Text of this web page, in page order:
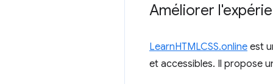
Améliorer
LearnHTMLCSS.online est
et accessibles. Il propose